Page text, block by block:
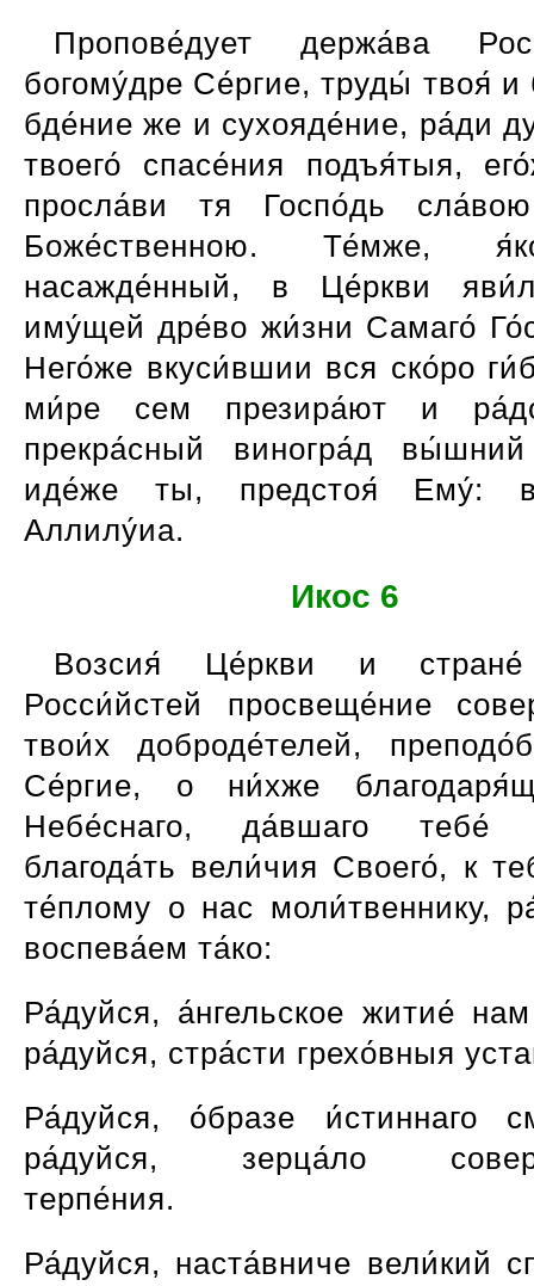
Пропове́дует держа́ва
богому́дре Се́ргие, труды́ твоя́ и
бде́ние же и сухояде́ние, ра́ди
твоего́ спасе́ния подъя́тыя,
просла́ви тя Госпо́дь
Боже́ственною. Те́мже,
насажде́нный, в Це́ркви
иму́щей дре́во жи́зни Самаго́
Него́же вкуси́вшии вся ско́ро
ми́ре сем презира́ют и
прекра́сный виногра́д
иде́же ты, предстоя́ Ему́:
Аллилу́иа.
Икос 6
Возсия́ Це́ркви и
Росси́йстей просвеще́ние
твои́х доброде́телей,
Се́ргие, о ни́хже
Небе́снаго, да́вшаго тебе́
благода́ть вели́чия Своего́, к
те́плому о нас моли́твеннику,
воспева́ем та́ко:
Ра́дуйся, а́нгельское житие́
ра́дуйся, стра́сти грехо́вныя
Ра́дуйся, о́бразе и́стиннаго
ра́дуйся, зерца́ло
терпе́ния.
Ра́дуйся, наста́вниче вели́кий